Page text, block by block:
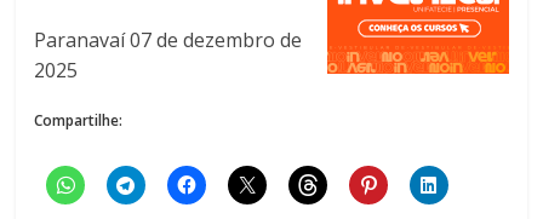
Paranavaí 07 de dezembro de
2025
Compartilhe: